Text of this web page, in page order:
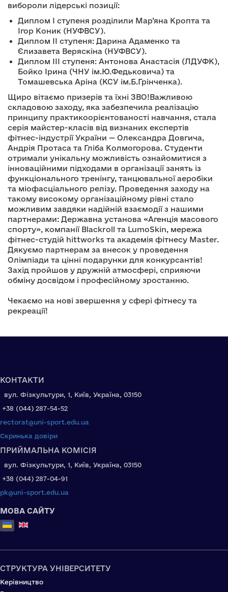
вибороли лідерські позиції:
Диплом І ступеня розділили Мар’яна Кропта та
Ігор Коник (НУФВСУ).
Диплом ІІ ступеня: Дарина Адаменко та
Єлизавета Веряскіна (НУФВСУ).
Диплом ІІІ ступеня: Антонова Анастасія (ЛДУФК),
Бойко Ірина (ЧНУ ім.Ю.Федьковича) та
Томашевська Аріна (КСУ ім.Б.Грінченка).
Щиро вітаємо призерів та їхні ЗВО!Важливою
складовою заходу, яка забезпечила реалізацію
принципу практикоорієнтованості навчання, стала
серія майстер-класів від визнаних експертів
фітнес-індустрії України — Олександра Довгича,
Андрія Протаса та Гліба Колмогорова. Студенти
отримали унікальну можливість ознайомитися з
інноваційними підходами в організації занять із
функціонального тренінгу, танцювальної аеробіки
та міофасціального релізу. Проведення заходу на
такому високому організаційному рівні стало
можливим завдяки надійній взаємодії з нашими
партнерами: Державна установа «Агенція масового
спорту», компанії Blackroll та LumoSkin, мережа
фітнес-студій hittworks та академія фітнесу Master.
Дякуємо партнерам за внесок у проведення
Олімпіади та цінні подарунки для конкурсантів!
Захід пройшов у дружній атмосфері, сприяючи
обміну досвідом і професійному зростанню.
Чекаємо на нові звершення у сфері фітнесу та
рекреації!
КОНТАКТИ
вул. Фізкультури, 1, Київ, Україна, 03150
+38 (044) 287-54-52
rectorat@uni-sport.edu.ua
Скринька довіри
ПРИЙМАЛЬНА КОМІСІЯ
вул. Фізкультури, 1, Київ, Україна, 03150
+38 (044) 287-04-91
pk@uni-sport.edu.ua
МОВА САЙТУ
Оберіть свою мову
СТРУКТУРА УНІВЕРСИТЕТУ
Керівництво